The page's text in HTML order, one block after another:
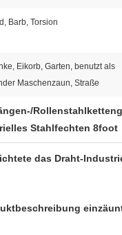
Barb, Torsion
Eikorb, Garten, benutzt als
Maschenzaun, Straße
Stahlfechten 8foot
das Draht-